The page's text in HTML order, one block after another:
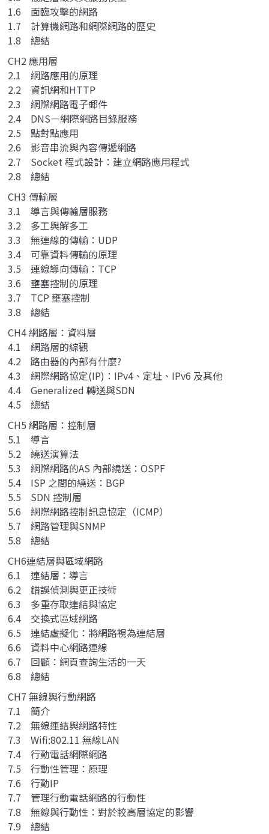
1.6 面臨攻擊的網路
1.7 計算機網路和網際網路的歷史
1.8 總結
CH2 應用層
2.1 網路應用的原理
2.2 資訊網和HTTP
2.3 網際網路電子郵件
2.4 DNS—網際網路目錄服務
2.5 點對點應用
2.6 影音串流與內容傳遞網路
2.7 Socket 程式設計：建立網路應用程式
2.8 總結
CH3 傳輸層
3.1 導言與傳輸層服務
3.2 多工與解多工
3.3 無連線的傳輸：UDP
3.4 可靠資料傳輸的原理
3.5 連線導向傳輸：TCP
3.6 壅塞控制的原理
3.7 TCP 壅塞控制
3.8 總結
CH4 網路層：資料層
4.1 網路層的綜觀
4.2 路由器的內部有什麼?
4.3 網際網路協定(IP)：IPv4、定址、IPv6 及其他
4.4 Generalized 轉送與SDN
4.5 總結
CH5 網路層：控制層
5.1 導言
5.2 繞送演算法
5.3 網際網路的AS 內部繞送：OSPF
5.4 ISP 之間的繞送：BGP
5.5 SDN 控制層
5.6 網際網路控制訊息協定（ICMP）
5.7 網路管理與SNMP
5.8 總結
CH6連結層與區域網路
6.1 連結層：導言
6.2 錯誤偵測與更正技術
6.3 多重存取連結與協定
6.4 交換式區域網路
6.5 連結虛擬化：將網路視為連結層
6.6 資料中心網路連線
6.7 回顧：網頁查詢生活的一天
6.8 總結
CH7 無線與行動網路
7.1 簡介
7.2 無線連結與網路特性
7.3 Wifi:802.11 無線LAN
7.4 行動電話網際網路
7.5 行動性管理：原理
7.6 行動IP
7.7 管理行動電話網路的行動性
7.8 無線與行動性：對於較高層協定的影響
7.9 總結